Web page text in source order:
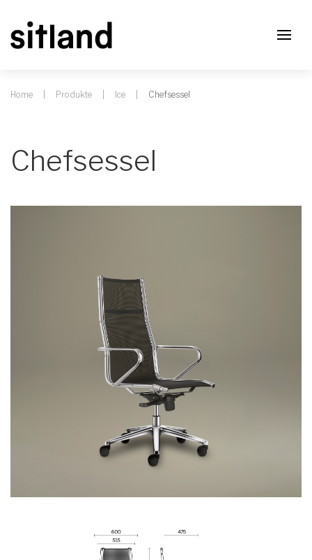
Home Produkte Ice Chefsessel
Chefsessel